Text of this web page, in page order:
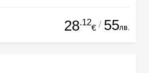
28.12
€ / 55лв.